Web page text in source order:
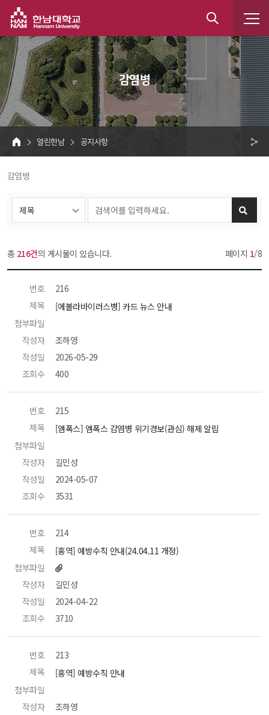
통
감염병
HOME
열린한남 공지사항
감염병
총 216건의 게시물이 있습니다. 페이지 1/8
번호
216
제목
[에볼라바이러스병] 카드 뉴스 안내
첨부파일
작성자
조하영
작성일
2026-05-29
조회수
400
번호
215
제목
[엠폭스] 엠폭스 감염병 위기경보(관심) 해제 알림
첨부파일
작성자
길민성
작성일
2024-05-07
조회수
3531
번호
214
제목
[홍역] 예방수칙 안내(24.04.11 개정)
첨부파일
작성자
길민성
작성일
2024-04-22
조회수
3710
번호
213
제목
[홍역] 예방수칙 안내
첨부파일
작성자
조하영